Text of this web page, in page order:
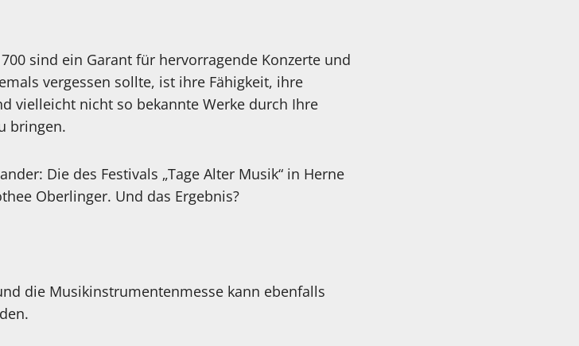
sind ein Garant für hervorragende Konzerte und
vergessen sollte, ist ihre Fähigkeit, ihre
vielleicht nicht so bekannte Werke durch Ihre
bringen.
Die des Festivals „Tage Alter Musik“ in Herne
Oberlinger. Und das Ergebnis?
die Musikinstrumentenmesse kann ebenfalls